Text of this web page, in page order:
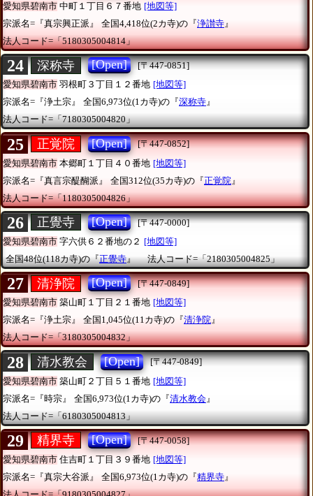
愛知県碧南市 中町１丁目６７番地 [地図等]
宗派名=『真宗興正派』
全国4,418位(2カ寺)の『浄讃寺 』
法人コード=「5180305004814」
24 深称寺 [Open]
[〒447-0851]
愛知県碧南市 羽根町３丁目１２番地 [地図等]
宗派名=『浄土宗』
全国6,973位(1カ寺)の『深称寺』
法人コード=「7180305004820」
25 正覚院 [Open]
[〒447-0852]
愛知県碧南市 本郷町１丁目４０番地 [地図等]
宗派名=『真言宗醍醐派』
全国312位(35カ寺)の『正覚院 』
法人コード=「1180305004826」
26 正覺寺 [Open]
[〒447-0000]
愛知県碧南市 字六供６２番地の２ [地図等]
全国48位(118カ寺)の『正覺寺』 法人コード=「2180305004825」
27 清浄院 [Open]
[〒447-0849]
愛知県碧南市 築山町１丁目２１番地 [地図等]
宗派名=『浄土宗』
全国1,045位(11カ寺)の『清浄院』
法人コード=「3180305004832」
28 清水教会 [Open]
[〒447-0849]
愛知県碧南市 築山町２丁目５１番地 [地図等]
宗派名=『時宗』
全国6,973位(1カ寺)の『清水教会 』
法人コード=「6180305004813」
29 精界寺 [Open]
[〒447-0058]
愛知県碧南市 住吉町１丁目３９番地 [地図等]
宗派名=『真宗大谷派』
全国6,973位(1カ寺)の『精界寺 』